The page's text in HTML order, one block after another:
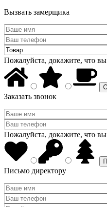
Вызвать замерщика
Пожалуйста, докажите, что
Заказать звонок
Пожалуйста, докажите, что
Письмо директору